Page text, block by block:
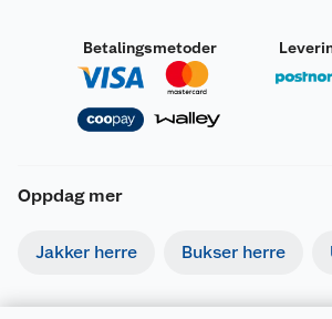
Betalingsmetoder
Oppdag mer
Jakker herre Bukser herre